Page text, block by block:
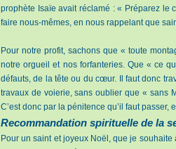
prophète Isaïe avait réclamé : « Préparez le
faire nous-mêmes, en nous rappelant que
Pour notre profit, sachons que « toute
notre orgueil et nos forfanteries. Que « ce
défauts, de la tête ou du cœur. Il faut donc
travaux de voierie, sans oublier que « sans
C’est donc par la pénitence qu’il faut passer,
Recommandation spirituelle de la
Pour un saint et joyeux Noël, que je